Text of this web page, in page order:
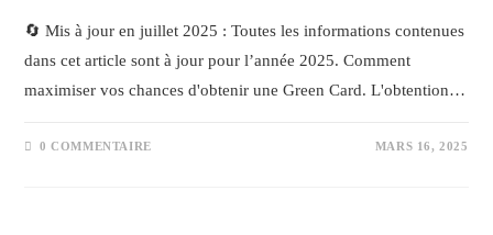
🔄 Mis à jour en juillet 2025 : Toutes les informations contenues
dans cet article sont à jour pour l’année 2025. Comment
maximiser vos chances d'obtenir une Green Card. L'obtention…
0 COMMENTAIRE MARS 16, 2025